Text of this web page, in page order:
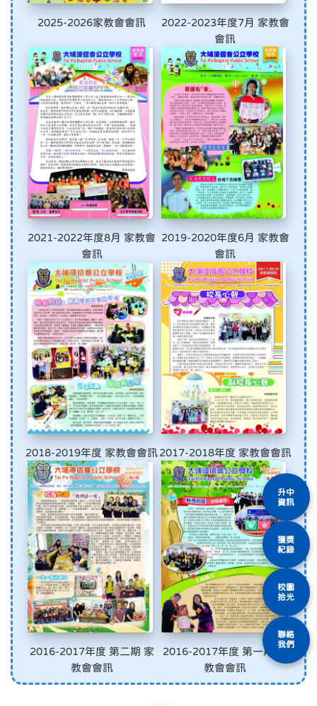
2025-2026家教會會訊
2022-2023年度7月 家教會
會訊
2021-2022年度8月 家教會
會訊
2019-2020年度6月 家教會
會訊
2018-2019年度 家教會會訊 2017-2018年度 家教會會訊
2016-2017年度 第二期 家
教會會訊
2016-2017年度 第一期 家
教會會訊
升中
資訊
獲獎
紀錄
校園
拾光
聯絡
我們